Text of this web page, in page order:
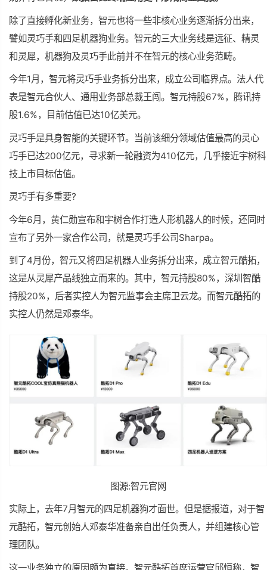
除了直接孵化新业务，智元也将一些非核心业务逐渐拆分出来，
譬如灵巧手和四足机器狗业务。智元的三大业务线是远征、精灵
和灵犀，机器狗及灵巧手此前并不在智元的核心业务范畴。
今年1月，智元将灵巧手业务拆分出来，成立公司临界点。法人代
表是智元合伙人、通用业务部总裁王闯。智元持股67%，腾讯持
股1.6%，目前估值已达10亿美元。
灵巧手是具身智能的关键环节。当前该细分领域估值最高的灵心
巧手已达200亿元，寻求新一轮融资为410亿元，几乎接近宇树科
技上市目标估值。
灵巧手有多重要?
今年6月，黄仁勋宣布和宇树合作打造人形机器人的时候，还同时
宣布了另外一家合作公司，就是灵巧手公司Sharpa。
到了4月份，智元又将四足机器人业务拆分出来，成立智元酷拓，
这是从灵犀产品线独立而来的。其中，智元持股80%，深圳智酷
持股20%，后者实控人为智元监事会主席卫云龙。而智元酷拓的
实控人仍然是邓泰华。
图源:智元官网
实际上，去年7月智元的四足机器狗才面世。但是据报道，对于智
元酷拓，智元创始人邓泰华准备亲自出任负责人，并组建核心管
理团队。
这一业务独立的原因颇为直接。智元酷拓首席运营官邱恒称，智